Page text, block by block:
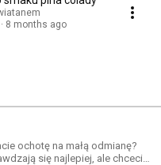
8 months ago
ochotę na małą odmianę?
się najlepiej, ale chcecie